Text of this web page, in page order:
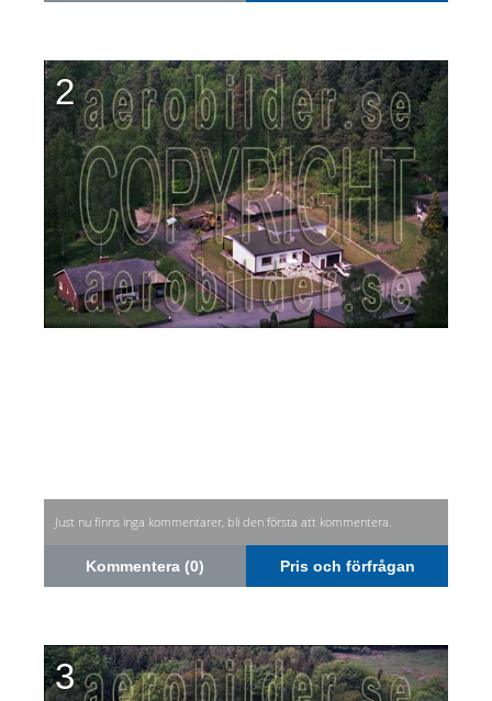
2
Just nu finns inga kommentarer, bli den första att kommentera.
Kommentera (0) Pris och förfrågan
3